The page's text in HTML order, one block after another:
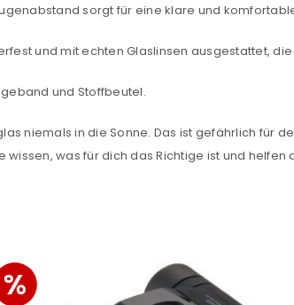
Angemeldet bleiben
sorgt für eine klare und
und mit echten Glaslinsen ausgestattet,
und Stoffbeutel.
niemals in die Sonne. Das ist gefährlich für
wissen, was für dich das Richtige ist und helfen
%